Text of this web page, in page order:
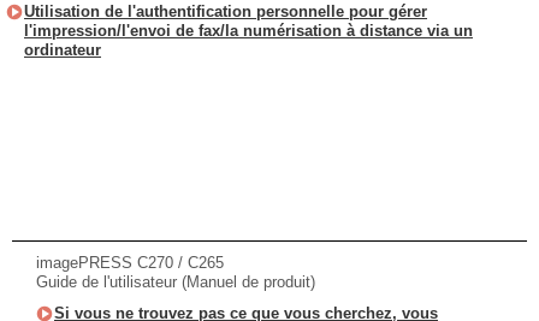
Utilisation de l'authentification personnelle pour gérer
l'impression/l'envoi de fax/la numérisation à distance via un
ordinateur
imagePRESS C270 / C265
Guide de l'utilisateur (Manuel de produit)
Si vous ne trouvez pas ce que vous cherchez, vous